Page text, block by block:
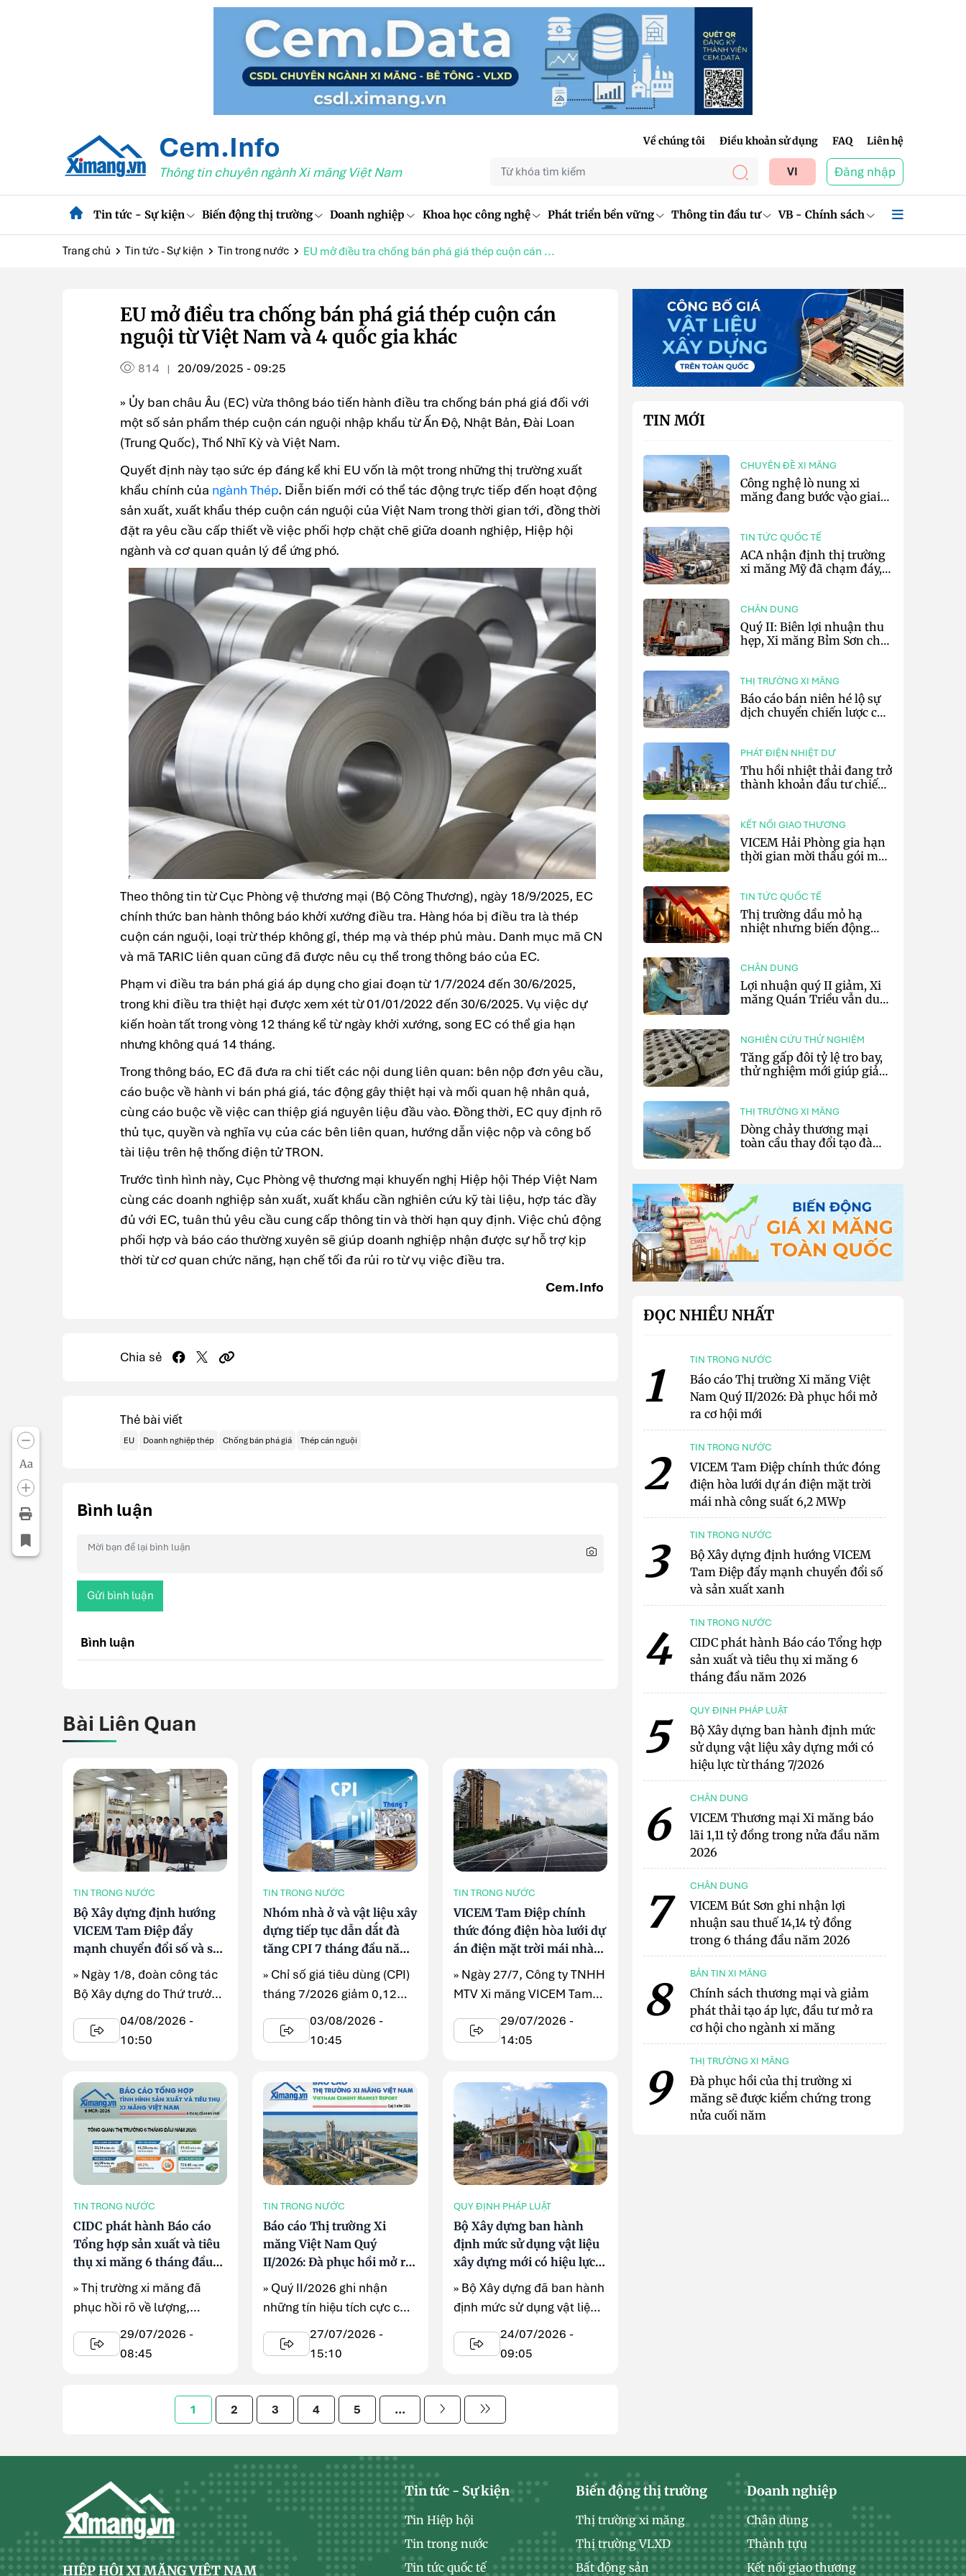
Cem.Info
Thông tin chuyên ngành Xi măng Việt Nam
Về chúng tôi Điều khoản sử dụng FAQ Liên hệ
VI Đăng nhập
Tin tức - Sự kiện Biến động thị trường Doanh nghiệp Khoa học công nghệ Phát triển bền vững Thông tin đầu tư VB - Chính sách
Trang chủ Tin tức - Sự kiện Tin trong nước EU mở điều tra chống bán phá giá thép cuộn cán ...
Aa
EU mở điều tra chống bán phá giá thép cuộn cán
nguội từ Việt Nam và 4 quốc gia khác
814 | 20/09/2025 - 09:25
» Ủy ban châu Âu (EC) vừa thông báo tiến hành điều tra chống bán phá giá đối với
một số sản phẩm thép cuộn cán nguội nhập khẩu từ Ấn Độ, Nhật Bản, Đài Loan
(Trung Quốc), Thổ Nhĩ Kỳ và Việt Nam.
Quyết định này tạo sức ép đáng kể khi EU vốn là một trong những thị trường xuất
khẩu chính của ngành Thép. Diễn biến mới có thể tác động trực tiếp đến hoạt động
sản xuất, xuất khẩu thép cuộn cán nguội của Việt Nam trong thời gian tới, đồng thời
đặt ra yêu cầu cấp thiết về việc phối hợp chặt chẽ giữa doanh nghiệp, Hiệp hội
ngành và cơ quan quản lý để ứng phó.
Theo thông tin từ Cục Phòng vệ thương mại (Bộ Công Thương), ngày 18/9/2025, EC
chính thức ban hành thông báo khởi xướng điều tra. Hàng hóa bị điều tra là thép
cuộn cán nguội, loại trừ thép không gỉ, thép mạ và thép phủ màu. Danh mục mã CN
và mã TARIC liên quan cũng đã được nêu cụ thể trong thông báo của EC.
Phạm vi điều tra bán phá giá áp dụng cho giai đoạn từ 1/7/2024 đến 30/6/2025,
trong khi điều tra thiệt hại được xem xét từ 01/01/2022 đến 30/6/2025. Vụ việc dự
kiến hoàn tất trong vòng 12 tháng kể từ ngày khởi xướng, song EC có thể gia hạn
nhưng không quá 14 tháng.
Trong thông báo, EC đã đưa ra chi tiết các nội dung liên quan: bên nộp đơn yêu cầu,
cáo buộc về hành vi bán phá giá, tác động gây thiệt hại và mối quan hệ nhân quả,
cùng cáo buộc về việc can thiệp giá nguyên liệu đầu vào. Đồng thời, EC quy định rõ
thủ tục, quyền và nghĩa vụ của các bên liên quan, hướng dẫn việc nộp và công bố
tài liệu trên hệ thống điện tử TRON.
Trước tình hình này, Cục Phòng vệ thương mại khuyến nghị Hiệp hội Thép Việt Nam
cùng các doanh nghiệp sản xuất, xuất khẩu cần nghiên cứu kỹ tài liệu, hợp tác đầy
đủ với EC, tuân thủ yêu cầu cung cấp thông tin và thời hạn quy định. Việc chủ động
phối hợp và báo cáo thường xuyên sẽ giúp doanh nghiệp nhận được sự hỗ trợ kịp
thời từ cơ quan chức năng, hạn chế tối đa rủi ro từ vụ việc điều tra.
Cem.Info
Chia sẻ
Thẻ bài viết
EU Doanh nghiệp thép Chống bán phá giá Thép cán nguội
Bình luận
Gửi bình luận
Bình luận
Bài Liên Quan
TIN TRONG NƯỚC
Bộ Xây dựng định hướng
VICEM Tam Điệp đẩy
mạnh chuyển đổi số và sản
xuất xanh
» Ngày 1/8, đoàn công tác
Bộ Xây dựng do Thứ trưởng
Nguyễn Văn Sinh dẫn đầu
04/08/2026 -
10:50
TIN TRONG NƯỚC
Nhóm nhà ở và vật liệu xây
dựng tiếp tục dẫn dắt đà
tăng CPI 7 tháng đầu năm
2026
» Chỉ số giá tiêu dùng (CPI)
tháng 7/2026 giảm 0,12%
so với tháng trước nhờ ...
03/08/2026 -
10:45
TIN TRONG NƯỚC
VICEM Tam Điệp chính
thức đóng điện hòa lưới dự
án điện mặt trời mái nhà
công suất 6,2 MWp
» Ngày 27/7, Công ty TNHH
MTV Xi măng VICEM Tam
Điệp tổ chức Lễ đóng điện
hòa ...
29/07/2026 -
14:05
TIN TRONG NƯỚC
CIDC phát hành Báo cáo
Tổng hợp sản xuất và tiêu
thụ xi măng 6 tháng đầu
năm 2026
» Thị trường xi măng đã
phục hồi rõ về lượng,
nhưng hiệu quả vẫn chịu
sức ép từ dư ...
29/07/2026 -
08:45
TIN TRONG NƯỚC
Báo cáo Thị trường Xi
măng Việt Nam Quý
II/2026: Đà phục hồi mở ra
cơ hội mới
» Quý II/2026 ghi nhận
những tín hiệu tích cực của
thị trường xi măng Việt
Nam khi hoạt ...
27/07/2026 -
15:10
QUY ĐỊNH PHÁP LUẬT
Bộ Xây dựng ban hành
định mức sử dụng vật liệu
xây dựng mới có hiệu lực
từ tháng 7/2026
» Bộ Xây dựng đã ban hành
định mức sử dụng vật liệu
xây dựng mới tại Phụ lục ...
24/07/2026 -
09:05
1 2 3 4 5 ...
TIN MỚI
CHUYÊN ĐỀ XI MĂNG
Công nghệ lò nung xi
măng đang bước vào giai
TIN TỨC QUỐC TẾ
ACA nhận định thị trường
xi măng Mỹ đã chạm đáy,
CHÂN DUNG
Quý II: Biên lợi nhuận thu
hẹp, Xi măng Bỉm Sơn chỉ
THỊ TRƯỜNG XI MĂNG
Báo cáo bán niên hé lộ sự
dịch chuyển chiến lược của
PHÁT ĐIỆN NHIỆT DƯ
Thu hồi nhiệt thải đang trở
thành khoản đầu tư chiến
KẾT NỐI GIAO THƯƠNG
VICEM Hải Phòng gia hạn
thời gian mời thầu gói mua
TIN TỨC QUỐC TẾ
Thị trường dầu mỏ hạ
nhiệt nhưng biến động
CHÂN DUNG
Lợi nhuận quý II giảm, Xi
măng Quán Triều vẫn duy
NGHIÊN CỨU THỬ NGHIỆM
Tăng gấp đôi tỷ lệ tro bay,
thử nghiệm mới giúp giảm
THỊ TRƯỜNG XI MĂNG
Dòng chảy thương mại
toàn cầu thay đổi tạo đà
ĐỌC NHIỀU NHẤT
1 TIN TRONG NƯỚC
Báo cáo Thị trường Xi măng Việt
Nam Quý II/2026: Đà phục hồi mở
ra cơ hội mới
2 TIN TRONG NƯỚC
VICEM Tam Điệp chính thức đóng
điện hòa lưới dự án điện mặt trời
mái nhà công suất 6,2 MWp
3 TIN TRONG NƯỚC
Bộ Xây dựng định hướng VICEM
Tam Điệp đẩy mạnh chuyển đổi số
và sản xuất xanh
4 TIN TRONG NƯỚC
CIDC phát hành Báo cáo Tổng hợp
sản xuất và tiêu thụ xi măng 6
tháng đầu năm 2026
5 QUY ĐỊNH PHÁP LUẬT
Bộ Xây dựng ban hành định mức
sử dụng vật liệu xây dựng mới có
hiệu lực từ tháng 7/2026
6 CHÂN DUNG
VICEM Thương mại Xi măng báo
lãi 1,11 tỷ đồng trong nửa đầu năm
2026
7 CHÂN DUNG
VICEM Bút Sơn ghi nhận lợi
nhuận sau thuế 14,14 tỷ đồng
trong 6 tháng đầu năm 2026
8 BẢN TIN XI MĂNG
Chính sách thương mại và giảm
phát thải tạo áp lực, đầu tư mở ra
cơ hội cho ngành xi măng
9 THỊ TRƯỜNG XI MĂNG
Đà phục hồi của thị trường xi
măng sẽ được kiểm chứng trong
nửa cuối năm
HIỆP HỘI XI MĂNG VIỆT NAM
Tin tức - Sự kiện
Tin Hiệp hội
Tin trong nước
Tin tức quốc tế
Biến động thị trường
Thị trường xi măng
Thị trường VLXD
Bất động sản
Doanh nghiệp
Chân dung
Thành tựu
Kết nối giao thương